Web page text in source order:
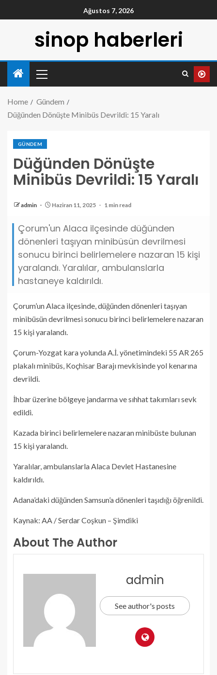
Ağustos 7, 2026
sinop haberleri
Home
Gündem
Düğünden Dönüşte Minibüs Devrildi: 15 Yaralı
GÜNDEM
Düğünden Dönüşte
Minibüs Devrildi: 15 Yaralı
admin Haziran 11, 2025 1 min read
Çorum'un Alaca ilçesinde düğünden
dönenleri taşıyan minibüsün devrilmesi
sonucu birinci belirlemelere nazaran 15 kişi
yaralandı. Yaralılar, ambulanslarla
hastaneye kaldırıldı.
Çorum’un Alaca ilçesinde, düğünden dönenleri taşıyan
minibüsün devrilmesi sonucu birinci belirlemelere nazaran
15 kişi yaralandı.
Çorum-Yozgat kara yolunda A.İ. yönetimindeki 55 AR 265
plakalı minibüs, Koçhisar Barajı mevkisinde yol kenarına
devrildi.
İhbar üzerine bölgeye jandarma ve sıhhat takımları sevk
edildi.
Kazada birinci belirlemelere nazaran minibüste bulunan
15 kişi yaralandı.
Yaralılar, ambulanslarla Alaca Devlet Hastanesine
kaldırıldı.
Adana’daki düğünden Samsun’a dönenleri taşıdığı öğrenildi.
Kaynak: AA / Serdar Coşkun – Şimdiki
About The Author
admin
See author's posts